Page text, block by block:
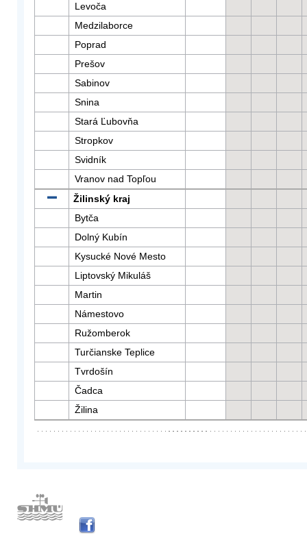
Levoča
Medzilaborce
Poprad
Prešov
Sabinov
Snina
Stará Ľubovňa
Stropkov
Svidník
Vranov nad Topľou
Žilinský kraj
Bytča
Dolný Kubín
Kysucké Nové Mesto
Liptovský Mikuláš
Martin
Námestovo
Ružomberok
Turčianske Teplice
Tvrdošín
Čadca
Žilina